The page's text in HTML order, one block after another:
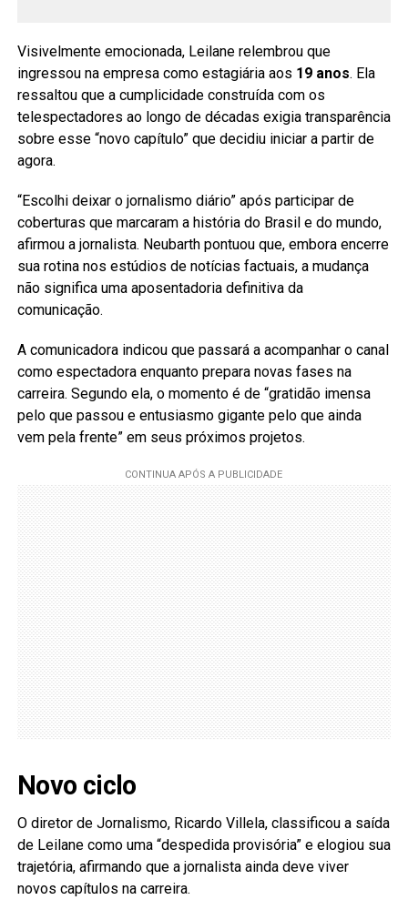
Visivelmente emocionada, Leilane relembrou que
ingressou na empresa como estagiária aos 19 anos. Ela
ressaltou que a cumplicidade construída com os
telespectadores ao longo de décadas exigia transparência
sobre esse “novo capítulo” que decidiu iniciar a partir de
agora.
“Escolhi deixar o jornalismo diário” após participar de
coberturas que marcaram a história do Brasil e do mundo,
afirmou a jornalista. Neubarth pontuou que, embora encerre
sua rotina nos estúdios de notícias factuais, a mudança
não significa uma aposentadoria definitiva da
comunicação.
A comunicadora indicou que passará a acompanhar o canal
como espectadora enquanto prepara novas fases na
carreira. Segundo ela, o momento é de “gratidão imensa
pelo que passou e entusiasmo gigante pelo que ainda
vem pela frente” em seus próximos projetos.
Novo ciclo
O diretor de Jornalismo, Ricardo Villela, classificou a saída
de Leilane como uma “despedida provisória” e elogiou sua
trajetória, afirmando que a jornalista ainda deve viver
novos capítulos na carreira.